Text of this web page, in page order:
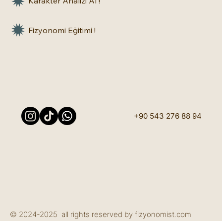
© 2024-2025 all rights reserved by fizyonomist.com
Fizyonomi Eğitimi !
+90 543 276 88 94